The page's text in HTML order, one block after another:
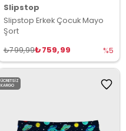
Slipstop
Slipstop Erkek Çocuk Mayo
Şort
₺759,99
₺799,99 %5
ÜCRETSIZ
KARGO